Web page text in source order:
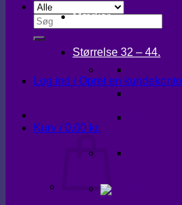
Søg
efter:
Log ind / Opret en kundekonto
Kurv /0,00 kr.
Mærker
Størrelse 32 – 44.